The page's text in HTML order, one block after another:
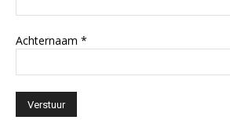
Achternaam *